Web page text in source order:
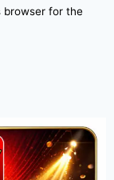
browser for the